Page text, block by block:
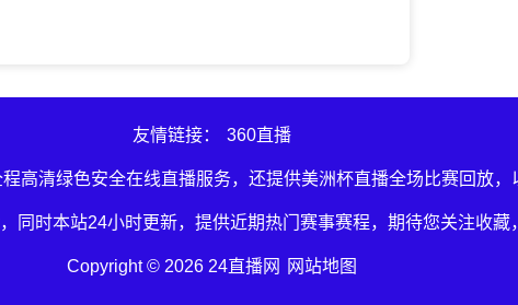
友情链接： 360直播
高清绿色安全在线直播服务，还提供美洲杯直播全场比赛回放
同时本站24小时更新，提供近期热门赛事赛程，期待您关注收藏
Copyright © 2026 24直播网 网站地图